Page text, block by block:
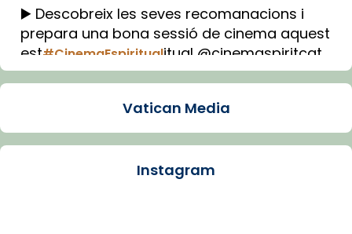
▶️ Descobreix les seves recomanacions i
prepara una bona sessió de cinema aquest
est#CinemaEspiritualitual @cinemaspiritcat
Imatge: Generada amb IA (OpenAI)
Arquebisbat de Barcelona
Vatican Media
Instagram